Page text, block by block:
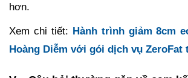
hơn.
Xem chi tiết: Hành trình giảm 8cm
Hoàng Diễm với gói dịch vụ ZeroFat